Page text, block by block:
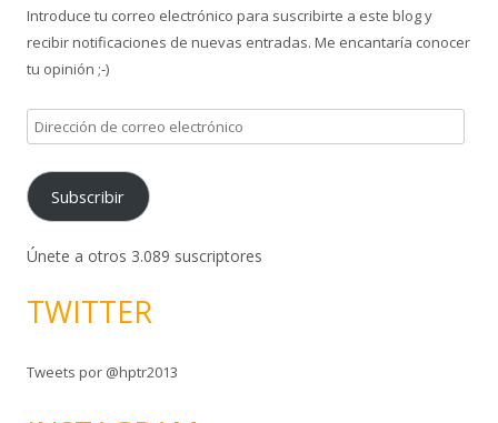
r
:
Introduce tu correo electrónico para suscribirte a este blog y
recibir notificaciones de nuevas entradas. Me encantaría conocer
tu opinión ;-)
i
e
c
ó
Subscribir
Únete a otros 3.089 suscriptores
TWITTER
Tweets por @hptr2013